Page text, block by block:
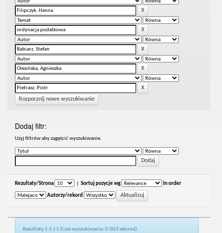
Rozpocznij nowe wyszukiwanie
Dodaj filtr:
Uzyj filtrów aby zagęścić wyszukiwanie.
Rezultaty/Strona Sortuj pozycje wg In order
Autorzy/rekord
Rezultaty 1-1 z 1 (Czas wyszukiwania: 0.003 sekund).